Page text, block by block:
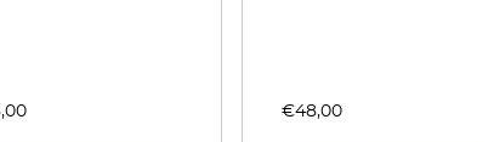
€48,00